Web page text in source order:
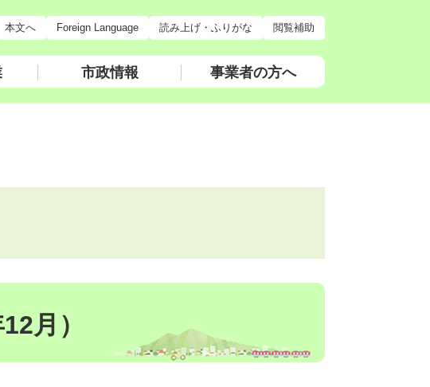
本文へ Foreign Language 読み上げ・ふりがな 閲覧補助
市政情報 事業者の方へ
月）